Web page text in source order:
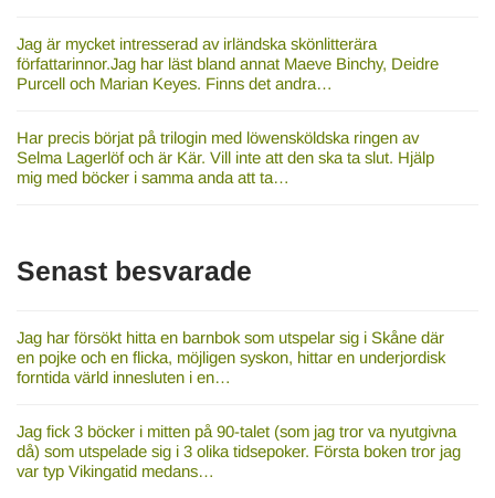
Jag är mycket intresserad av irländska skönlitterära
författarinnor.Jag har läst bland annat Maeve Binchy, Deidre
Purcell och Marian Keyes. Finns det andra…
Har precis börjat på trilogin med löwensköldska ringen av
Selma Lagerlöf och är Kär. Vill inte att den ska ta slut. Hjälp
mig med böcker i samma anda att ta…
Senast besvarade
Jag har försökt hitta en barnbok som utspelar sig i Skåne där
en pojke och en flicka, möjligen syskon, hittar en underjordisk
forntida värld innesluten i en…
Jag fick 3 böcker i mitten på 90-talet (som jag tror va nyutgivna
då) som utspelade sig i 3 olika tidsepoker. Första boken tror jag
var typ Vikingatid medans…